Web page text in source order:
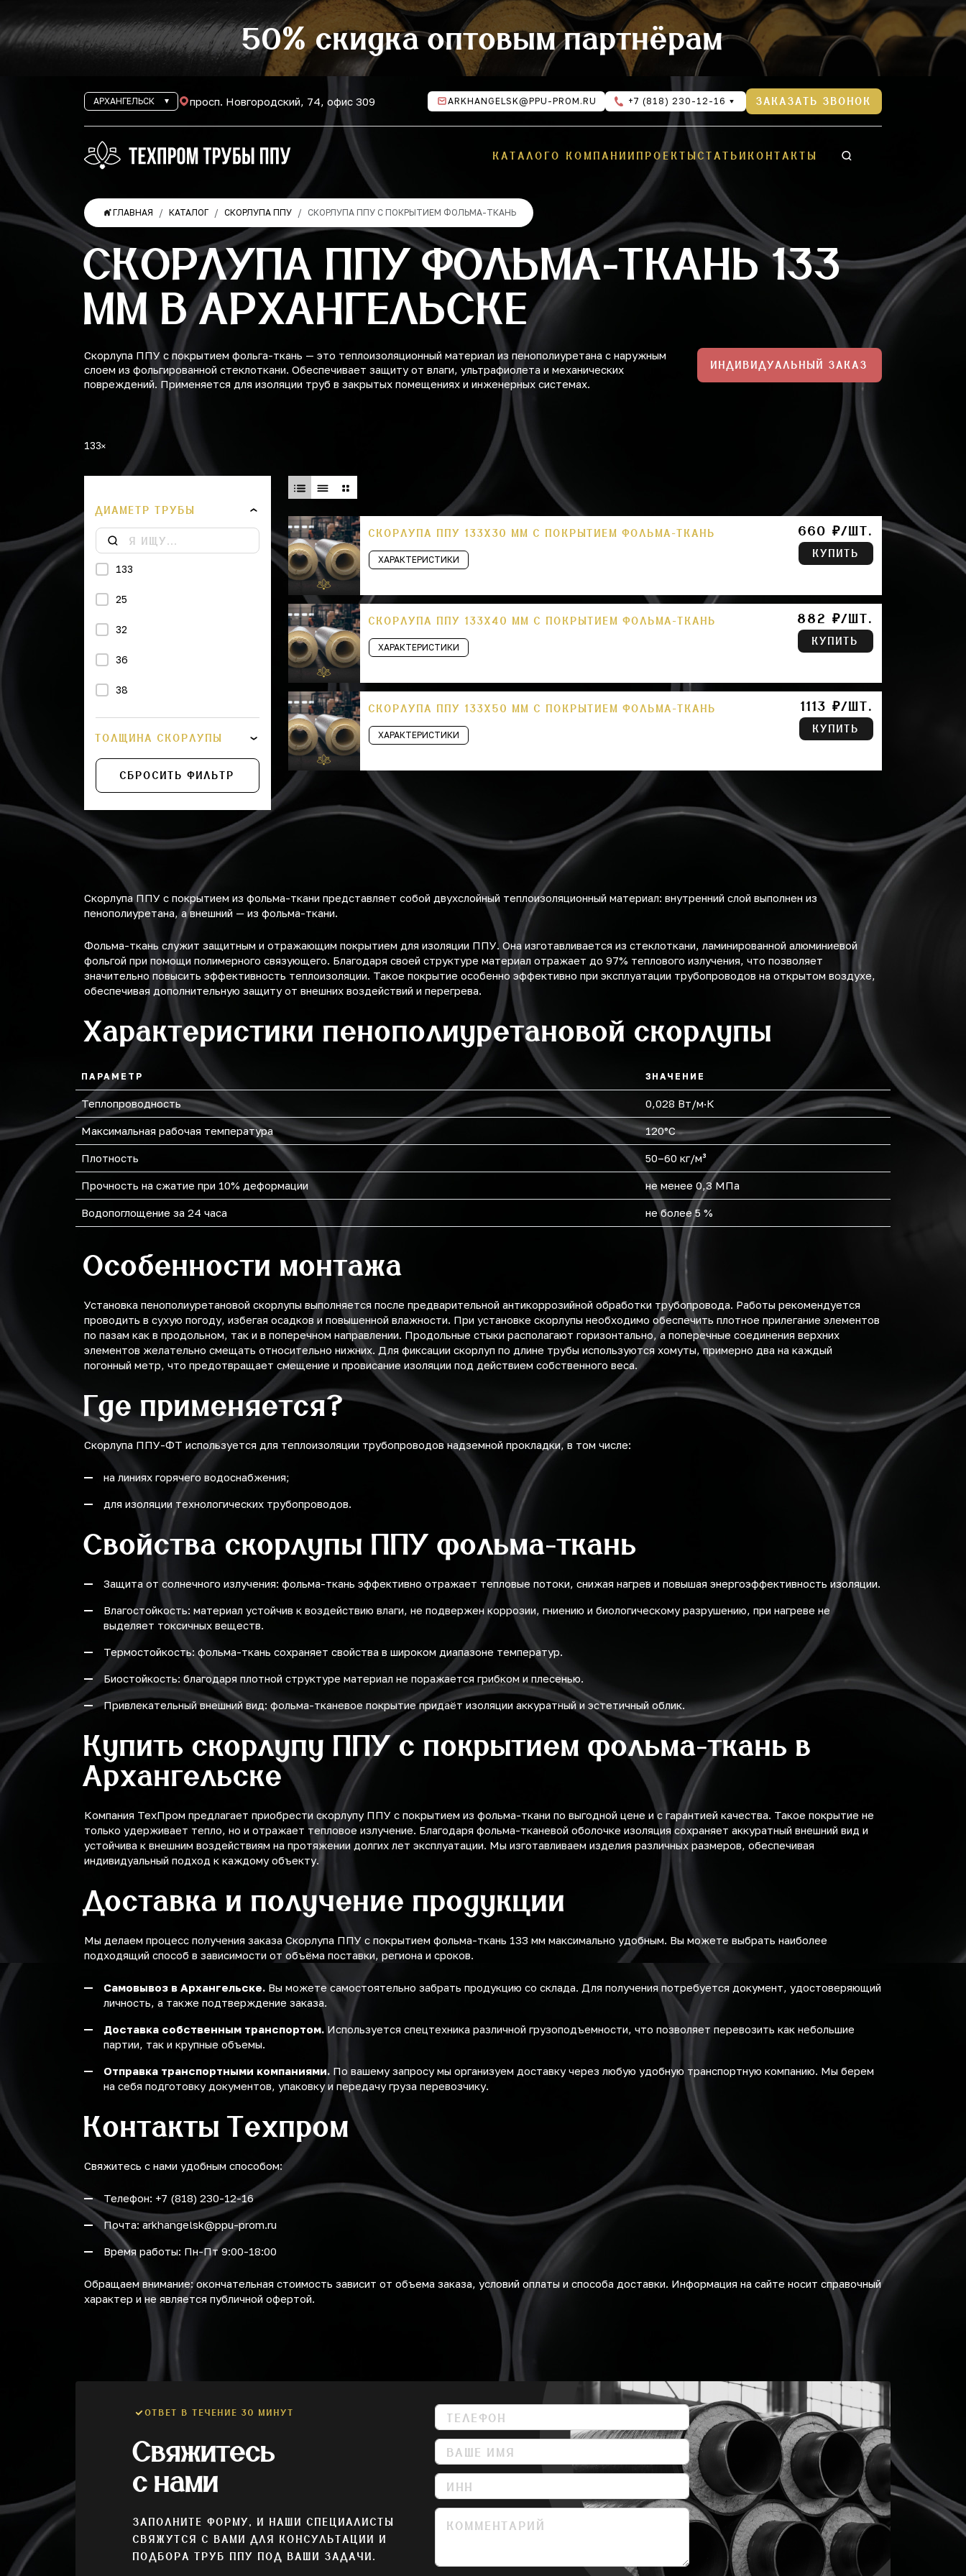
50% скидка оптовым партнёрам
АРХАНГЕЛЬСК просп. Новгородский, 74, офис 309 ARKHANGELSK@PPU-PROM.RU +7 (818) 230-12-16 ЗАКАЗАТЬ ЗВОНОК
КАТАЛОГО КОМПАНИИ ПРОЕКТЫСТАТЬИ КОНТАКТЫ
ГЛАВНАЯ КАТАЛОГ СКОРЛУПА ППУ СКОРЛУПА ППУ С ПОКРЫТИЕМ ФОЛЬМА-ТКАНЬ
СКОРЛУПА ППУ ФОЛЬМА-ТКАНЬ 133
ММ В АРХАНГЕЛЬСКЕ
Скорлупа ППУ с покрытием фольга-ткань — это теплоизоляционный материал из пенополиуретана с наружным
слоем из фольгированной стеклоткани. Обеспечивает защиту от влаги, ультрафиолета и механических
повреждений. Применяется для изоляции труб в закрытых помещениях и инженерных системах.
ИНДИВИДУАЛЬНЫЙ ЗАКАЗ
133
ДИАМЕТР ТРУБЫ
133
25
32
36
38
43
48
57
76
89
108
159
219
ТОЛЩИНА СКОРЛУПЫ
СБРОСИТЬ ФИЛЬТР
СКОРЛУПА ППУ 133Х30 ММ С ПОКРЫТИЕМ ФОЛЬМА-ТКАНЬ
ХАРАКТЕРИСТИКИ
660 ₽/ШТ.
КУПИТЬ
СКОРЛУПА ППУ 133Х40 ММ С ПОКРЫТИЕМ ФОЛЬМА-ТКАНЬ
ХАРАКТЕРИСТИКИ
882 ₽/ШТ.
КУПИТЬ
СКОРЛУПА ППУ 133Х50 ММ С ПОКРЫТИЕМ ФОЛЬМА-ТКАНЬ
ХАРАКТЕРИСТИКИ
1113 ₽/ШТ.
КУПИТЬ
Скорлупа ППУ с покрытием из фольма-ткани представляет собой двухслойный теплоизоляционный материал: внутренний слой выполнен из
пенополиуретана, а внешний — из фольма-ткани.
Фольма-ткань служит защитным и отражающим покрытием для изоляции ППУ. Она изготавливается из стеклоткани, ламинированной алюминиевой
фольгой при помощи полимерного связующего. Благодаря своей структуре материал отражает до 97% теплового излучения, что позволяет
значительно повысить эффективность теплоизоляции. Такое покрытие особенно эффективно при эксплуатации трубопроводов на открытом воздухе,
обеспечивая дополнительную защиту от внешних воздействий и перегрева.
Характеристики пенополиуретановой скорлупы
ПАРАМЕТР ЗНАЧЕНИЕ
Теплопроводность 0,028 Вт/м·К
Максимальная рабочая температура 120°С
Плотность 50–60 кг/м³
Прочность на сжатие при 10% деформации не менее 0,3 МПа
Водопоглощение за 24 часа не более 5 %
Особенности монтажа
Установка пенополиуретановой скорлупы выполняется после предварительной антикоррозийной обработки трубопровода. Работы рекомендуется
проводить в сухую погоду, избегая осадков и повышенной влажности. При установке скорлупы необходимо обеспечить плотное прилегание элементов
по пазам как в продольном, так и в поперечном направлении. Продольные стыки располагают горизонтально, а поперечные соединения верхних
элементов желательно смещать относительно нижних. Для фиксации скорлуп по длине трубы используются хомуты, примерно два на каждый
погонный метр, что предотвращает смещение и провисание изоляции под действием собственного веса.
Где применяется?
Скорлупа ППУ-ФТ используется для теплоизоляции трубопроводов надземной прокладки, в том числе:
на линиях горячего водоснабжения;
для изоляции технологических трубопроводов.
Свойства скорлупы ППУ фольма-ткань
Защита от солнечного излучения: фольма-ткань эффективно отражает тепловые потоки, снижая нагрев и повышая энергоэффективность изоляции.
Влагостойкость: материал устойчив к воздействию влаги, не подвержен коррозии, гниению и биологическому разрушению, при нагреве не
выделяет токсичных веществ.
Термостойкость: фольма-ткань сохраняет свойства в широком диапазоне температур.
Биостойкость: благодаря плотной структуре материал не поражается грибком и плесенью.
Привлекательный внешний вид: фольма-тканевое покрытие придаёт изоляции аккуратный и эстетичный облик.
Купить скорлупу ППУ с покрытием фольма-ткань в
Архангельске
Компания ТехПром предлагает приобрести скорлупу ППУ с покрытием из фольма-ткани по выгодной цене и с гарантией качества. Такое покрытие не
только удерживает тепло, но и отражает тепловое излучение. Благодаря фольма-тканевой оболочке изоляция сохраняет аккуратный внешний вид и
устойчива к внешним воздействиям на протяжении долгих лет эксплуатации. Мы изготавливаем изделия различных размеров, обеспечивая
индивидуальный подход к каждому объекту.
Доставка и получение продукции
Мы делаем процесс получения заказа Скорлупа ППУ с покрытием фольма-ткань 133 мм максимально удобным. Вы можете выбрать наиболее
подходящий способ в зависимости от объёма поставки, региона и сроков.
Самовывоз в Архангельске. Вы можете самостоятельно забрать продукцию со склада. Для получения потребуется документ, удостоверяющий
личность, а также подтверждение заказа.
Доставка собственным транспортом.Используется спецтехника различной грузоподъемности, что позволяет перевозить как небольшие
партии, так и крупные объемы.
Отправка транспортными компаниями. По вашему запросу мы организуем доставку через любую удобную транспортную компанию. Мы берем
на себя подготовку документов, упаковку и передачу груза перевозчику.
Контакты Техпром
Свяжитесь с нами удобным способом:
Телефон: +7 (818) 230-12-16
Почта: arkhangelsk@ppu-prom.ru
Время работы: Пн-Пт 9:00-18:00
Обращаем внимание: окончательная стоимость зависит от объема заказа, условий оплаты и способа доставки. Информация на сайте носит справочный
характер и не является публичной офертой.
ОТВЕТ В ТЕЧЕНИЕ 30 МИНУТ
Свяжитесь
с нами
ЗАПОЛНИТЕ ФОРМУ, И НАШИ СПЕЦИАЛИСТЫ
СВЯЖУТСЯ С ВАМИ ДЛЯ КОНСУЛЬТАЦИИ И
ПОДБОРА ТРУБ ППУ ПОД ВАШИ ЗАДАЧИ.